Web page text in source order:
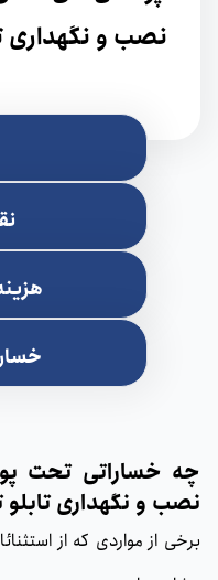
نصب و نگهداری
چه خساراتی تحت
نصب و نگهداری تابلو
برخی از مواردی که از